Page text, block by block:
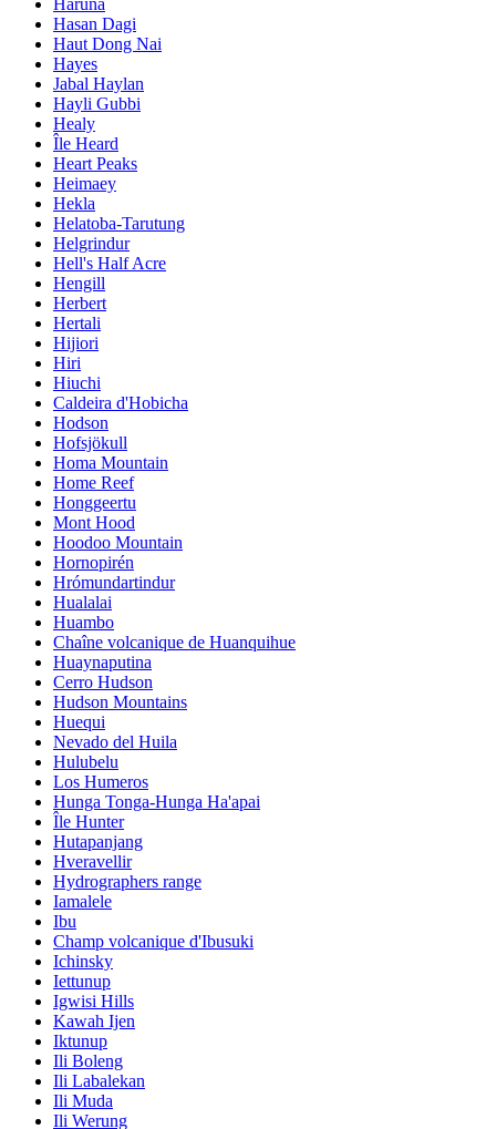
Hasan Dagi
Haut Dong Nai
Hayes
Jabal Haylan
Hayli Gubbi
Healy
Île Heard
Heart Peaks
Heimaey
Hekla
Helatoba-Tarutung
Helgrindur
Hell's Half Acre
Hengill
Herbert
Hertali
Hijiori
Hiri
Hiuchi
Caldeira d'Hobicha
Hodson
Hofsjökull
Homa Mountain
Home Reef
Honggeertu
Mont Hood
Hoodoo Mountain
Hornopirén
Hrómundartindur
Hualalai
Huambo
Chaîne volcanique de Huanquihue
Huaynaputina
Cerro Hudson
Hudson Mountains
Huequi
Nevado del Huila
Hulubelu
Los Humeros
Hunga Tonga-Hunga Ha'apai
Île Hunter
Hutapanjang
Hveravellir
Hydrographers range
Iamalele
Ibu
Champ volcanique d'Ibusuki
Ichinsky
Iettunup
Igwisi Hills
Kawah Ijen
Iktunup
Ili Boleng
Ili Labalekan
Ili Muda
Ili Werung